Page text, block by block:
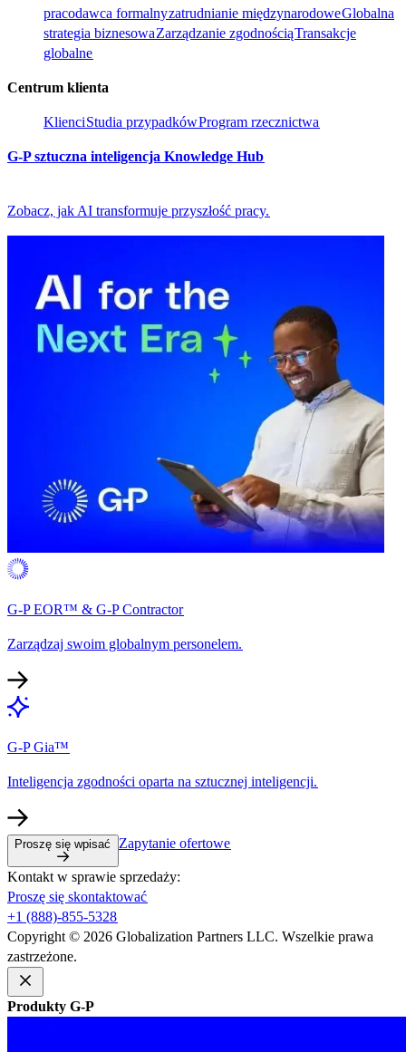
pracodawca formalny​​zatrudnianie międzynarodowe​​Globalna
strategia biznesowa​​Zarządzanie zgodnością​​Transakcje
globalne​​
Centrum klienta​​
Klienci​​Studia przypadków​​Program rzecznictwa​​
G-P sztuczna inteligencja Knowledge Hub​​
Zobacz, jak AI transformuje przyszłość pracy.​​
G-P EOR™ & G-P Contractor​​
Zarządzaj swoim globalnym personelem.​​
G-P Gia™​​
Inteligencja zgodności oparta na sztucznej inteligencji.​​
Proszę się wpisać​​ Zapytanie ofertowe​​
Kontakt w sprawie sprzedaży:​​
Proszę się skontaktować​​
+1 (888)-855-5328​​
Copyright © 2026 Globalization Partners LLC. Wszelkie prawa
zastrzeżone.​​
Produkty G-P​​